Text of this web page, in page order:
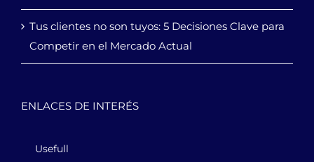
Tus clientes no son tuyos: 5 Decisiones Clave para
Competir en el Mercado Actual
ENLACES DE INTERÉS
Usefull